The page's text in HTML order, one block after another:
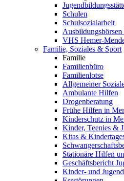
Schulen
Schulsozialarbeit
VHS Hemer-
Familie, Soziales & Sport
Familie
Familienbüro
Familienlotse
Allgemeiner
Ambulante Hilfen
Drogenberatung
Frühe Hilfen in
Kinderschutz in
Kinder, Teenies &
Kitas &
Stationäre Hilfen
Geschäftsbericht
Kinder- und